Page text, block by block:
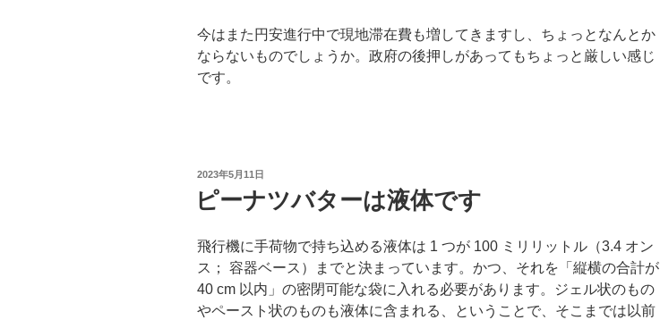
今はまた円安進行中で現地滞在費も増してきますし、ちょっとなんとか
ならないものでしょうか。政府の後押しがあってもちょっと厳しい感じ
です。
投
日:
2023年5月11日
ピーナツバターは液体です
飛行機に手荷物で持ち込める液体は 1 つが 100 ミリリットル（3.4 オン
ス； 容器ベース）までと決まっています。かつ、それを「縦横の合計が
40 cm 以内」の密閉可能な袋に入れる必要があります。ジェル状のもの
やペースト状のものも液体に含まれる、ということで、そこまでは以前